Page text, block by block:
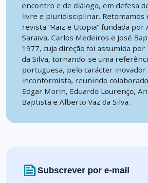
encontro e de diálogo, em defesa
livre e pluridisciplinar. Retomamos
revista “Raiz e Utopia” fundada por
Saraiva, Carlos Medeiros e José
1977, cuja direção foi assumida por
da Silva, tornando-se uma
portuguesa, pelo carácter inovador
inconformista, reunindo
Edgar Morin, Eduardo Lourenço,
Baptista e Alberto Vaz da Silva.
news Subscrever por e-mail